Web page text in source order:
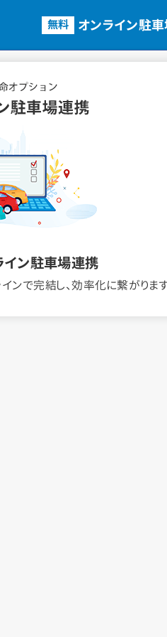
無料 オンライン駐
イン駐車場連携
で完結し、効率化に繋がります